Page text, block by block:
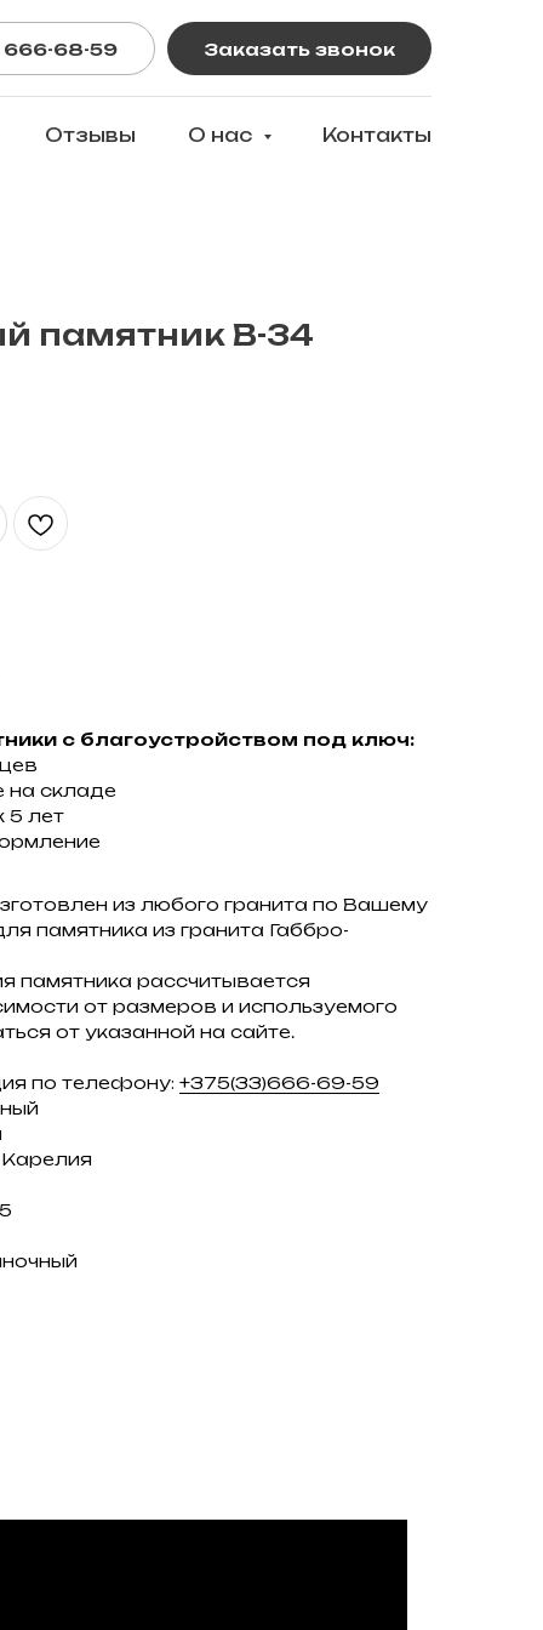
666-68-59 Заказать звонок
Отзывы О нас Контакты
памятник В-34
с благоустройством под ключ:
на складе
5 лет
из любого гранита по Вашему
памятника из гранита Габбро-
памятника рассчитывается
от размеров и используемого
от указанной на сайте.
по телефону: +375(33)666-69-59
Карелия